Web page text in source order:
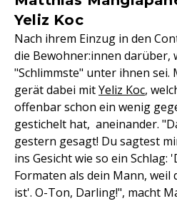
Yeliz Koc
Nach ihrem Einzug in den
die Bewohner:innen darüber,
"Schlimmste" unter ihnen sei.
gerät dabei mitYeliz Koc,
offenbar schon ein wenig
gestichelt hat, aneinander.
gestern gesagt! Du sagtest
ins Gesicht wie so ein Schlag:
Formaten als dein Mann,
ist'. O-Ton, Darling!", macht